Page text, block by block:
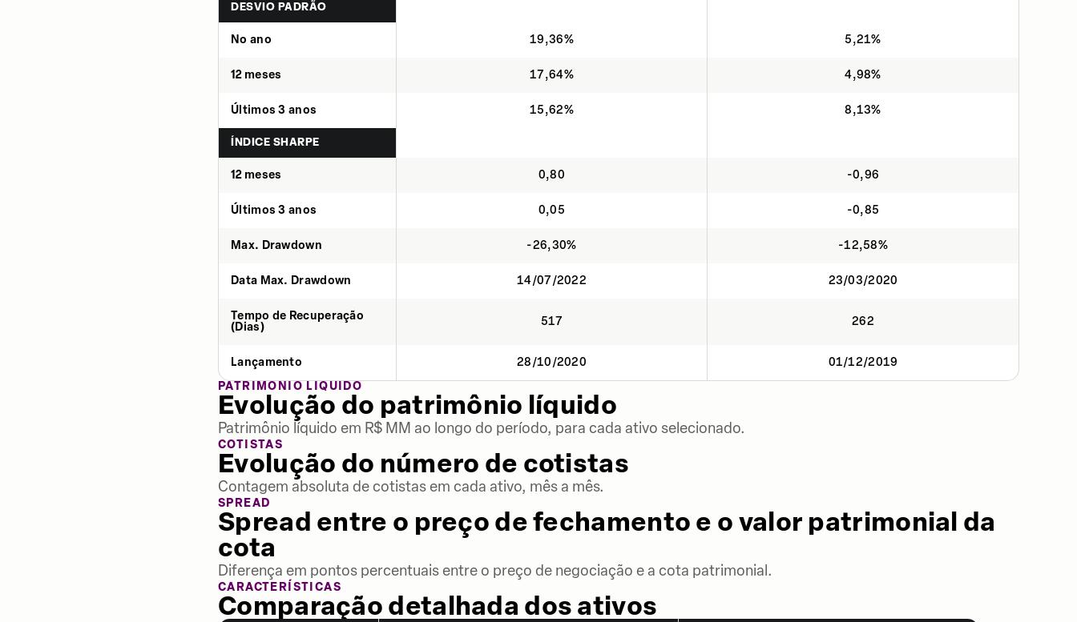
DESVIO PADRÃO
No ano 19,36% 5,21%
12 meses 17,64% 4,98%
Últimos 3 anos 15,62% 8,13%
ÍNDICE SHARPE
12 meses 0,80 -0,96
Últimos 3 anos 0,05 -0,85
Max. Drawdown -26,30% -12,58%
Data Max. Drawdown 14/07/2022 23/03/2020
Tempo de Recuperação
(Dias)
517 262
Lançamento 28/10/2020
01/12/2019
PATRIMÔNIO LÍQUIDO
Evolução do patrimônio líquido
Patrimônio líquido em R$ MM ao longo do período, para cada ativo selecionado.
COTISTAS
Evolução do número de cotistas
Contagem absoluta de cotistas em cada ativo, mês a mês.
SPREAD
Spread entre o preço de fechamento e o valor patrimonial da
cota
Diferença em pontos percentuais entre o preço de negociação e a cota patrimonial.
CARACTERÍSTICAS
Comparação detalhada dos ativos